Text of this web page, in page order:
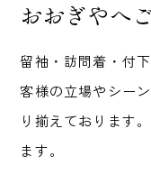
おおぎやへ
留袖・訪問着・付
客様の立場やシー
り揃えております
ます。